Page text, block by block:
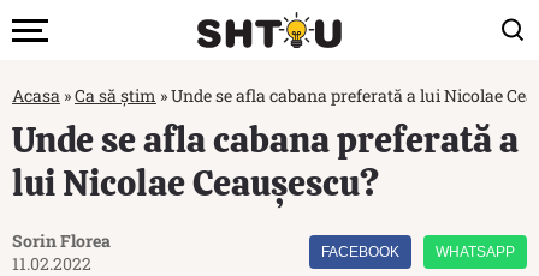
Acasa »Ca să știm »Unde se afla cabana preferată a lui Nicolae
Unde se afla cabana preferată a
lui Nicolae Ceaușescu?
Sorin Florea
11.02.2022
FACEBOOK WHATSAPP